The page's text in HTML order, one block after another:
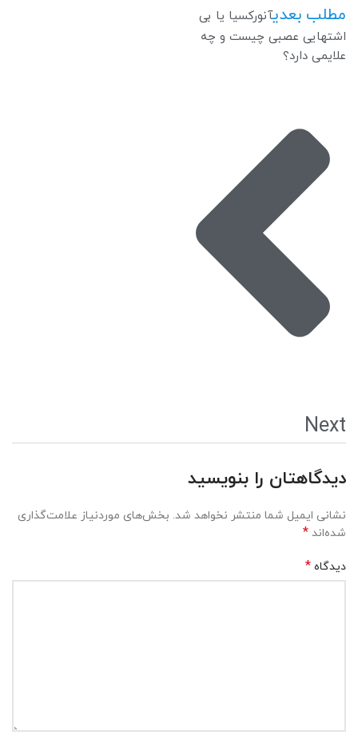
مطلب بعدیآنورکسیا یا بی
اشتهایی عصبی چیست و چه
علایمی دارد؟
Next
دیدگاهتان را بنویسید
نشانی ایمیل شما منتشر نخواهد شد. بخش‌های موردنیاز علامت‌گذاری
شده‌اند *
دیدگاه *